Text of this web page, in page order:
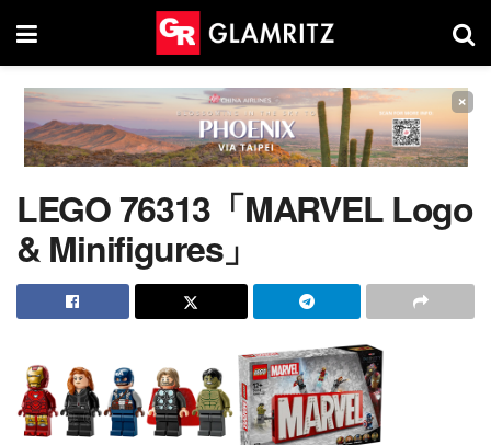
×
LEGO 76313「MARVEL Logo
& Minifigures」